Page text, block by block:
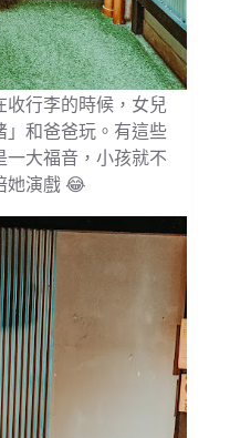
收行李的時候，女兒
」和爸爸玩。有這些
一大福音，小孩就不
她演戲 😂